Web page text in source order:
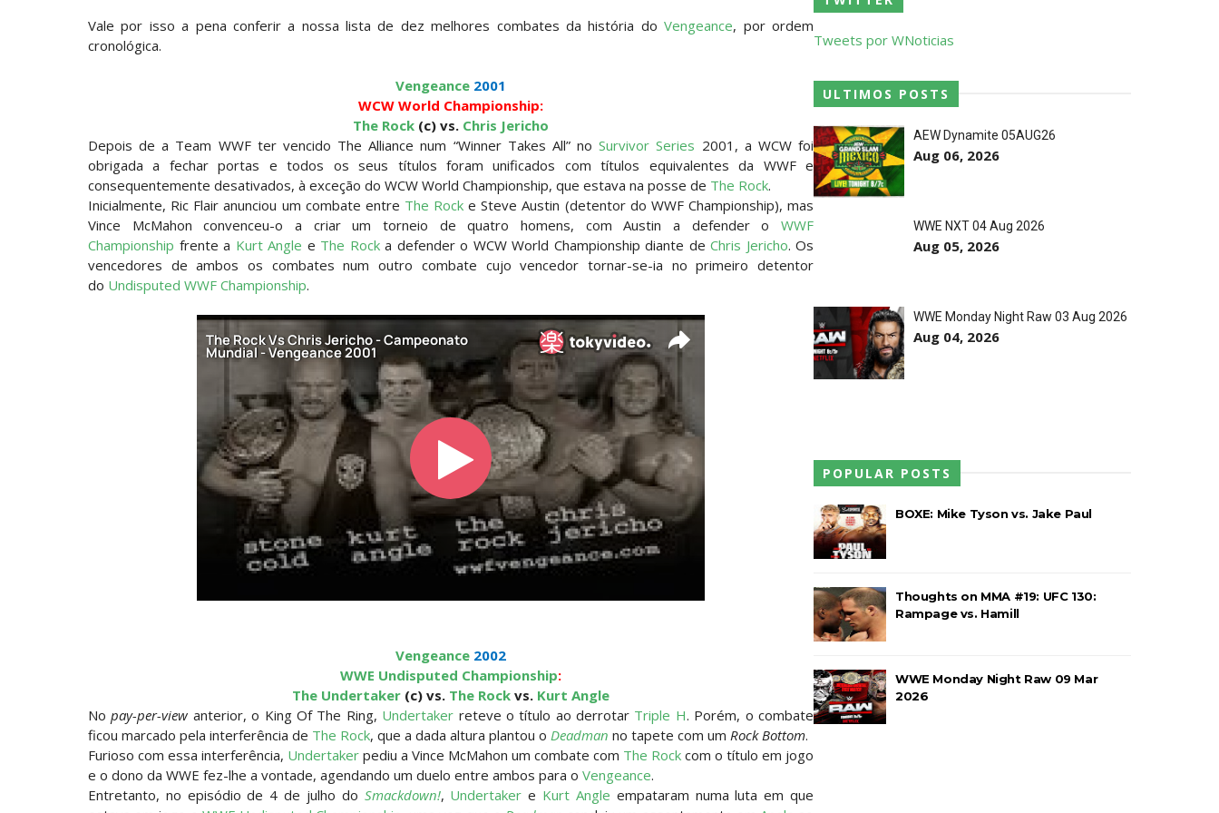
SCSA867 -Aug 05 2026
WWE: Brock Lesnar confirma que se retirou no SummerSlam
VIOLÊNCIA DESMEDIDA NO RAW: Jacob Fatu destrói Royce Keys em Street Fight e troca gestos tensos com Roman Reigns
Unknown-Aug 05 2026
RESPEITO E ALIANÇA NO RAW: Chad Gable e Penta superam armadilhas de Dominik Mysterio e JD McDonagh
Unknown- Aug 05 2026
DOMÍNIO E PERTURBAÇÃO NO RAW: Bron Breakker supera Joe Hendry após interferência e confusão fora do ringue
Aug 05 2026
NOVA ERA NO RAW: Oba Femi reflete sobre guerra com Brock Lesnar e deixa aviso a todo o balneário da WWE
Aug 05 2026
TENSÃO E REGRESSOS IMPACTANTES NO RAW: Becky Lynch e Stephanie Vaquer interrompem celebração do The Judgment Day
Aug 05 2026
WWE: Possível adversário de Roman Reigns no Money in the Bank
VITÓRIA DRAMÁTICA E ATAQUE DESTRUTIVO NO RAW: Je'Von Evans supera Ethan Page mas é abalroado por Big Cass
Unknown-Aug 04 2026
TENSÃO NO RAW: LA Knight confronta Roman Reigns e exige combate pelo World Heavyweight Championship
Vale por isso a pena conferir a nossa lista de dez melhores combates da história doVengeance, por ordem
cronológica.
Vengeance 2001
WCW World Championship:
The Rock (c) vs. Chris Jericho
Depois de a Team WWF ter vencido The Alliance num “Winner Takes All” noSurvivor Series 2001, a WCW foi
obrigada a fechar portas e todos os seus títulos foram unificados com títulos equivalentes da WWF e
consequentemente desativados, à exceção do WCW World Championship, que estava na posse de The Rock.
Inicialmente, Ric Flair anunciou um combate entre The Rock e Steve Austin (detentor do WWF Championship), mas
Vince McMahon convenceu-o a criar um torneio de quatro homens, com Austin a defender o WWF
Championship frente a Kurt Angle e The Rocka defender o WCW World Championship diante de Chris Jericho. Os
vencedores de ambos os combates num outro combate cujo vencedor tornar-se-ia no primeiro detentor
do Undisputed WWF Championship.
Vengeance 2002
WWE Undisputed Championship:
The Undertaker (c) vs. The Rock vs. Kurt Angle
Nopay-per-view anterior, o King Of The Ring, Undertaker reteve o título ao derrotar Triple H. Porém, o combate
ficou marcado pela interferência de The Rock, que a dada altura plantou o Deadman no tapete com um Rock Bottom.
Furioso com essa interferência, Undertaker pediu a Vince McMahon um combate com The Rock com o título em jogo
e o dono da WWE fez-lhe a vontade, agendando um duelo entre ambos para o Vengeance.
Entretanto, no episódio de 4 de julho do Smackdown!, Undertaker e Kurt Angle empataram numa luta em que
Tweets por WNoticias
ULTIMOS POSTS
AEW Dynamite 05AUG26
Aug 06, 2026
WWE NXT 04 Aug 2026
Aug 05, 2026
WWE Monday Night Raw 03 Aug 2026
Aug 04, 2026
POPULAR POSTS
BOXE: Mike Tyson vs. Jake Paul
Thoughts on MMA #19: UFC 130:
Rampage vs. Hamill
WWE Monday Night Raw 09 Mar
2026